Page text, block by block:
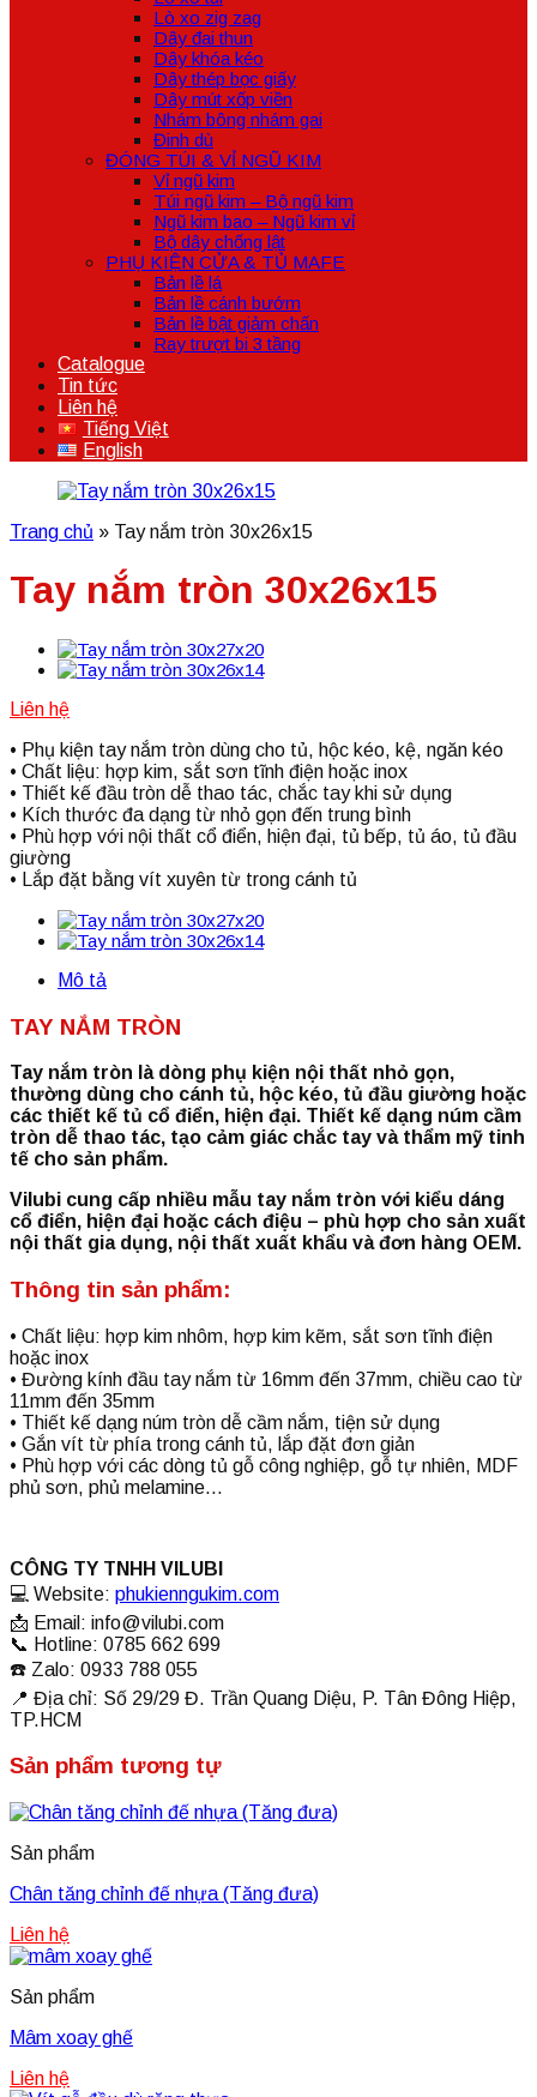
Lò xo zig zag
Dây đai thun
Dây khóa kéo
Dây thép bọc giấy
Dây mút xốp viền
Nhám bông nhám gai
Đinh dù
ĐÓNG TÚI & VỈ NGŨ KIM
Vỉ ngũ kim
Túi ngũ kim – Bộ ngũ kim
Ngũ kim bao – Ngũ kim vỉ
Bộ dây chống lật
PHỤ KIỆN CỬA & TỦ MAFE
Bản lề lá
Bản lề cánh bướm
Bản lề bật giảm chấn
Ray trượt bi 3 tầng
Catalogue
Tin tức
Liên hệ
Tiếng Việt
English
Trang chủ » Tay nắm tròn 30x26x15
Tay nắm tròn 30x26x15
Liên hệ
• Phụ kiện tay nắm tròn dùng cho tủ, hộc kéo, kệ, ngăn kéo
• Chất liệu: hợp kim, sắt sơn tĩnh điện hoặc inox
• Thiết kế đầu tròn dễ thao tác, chắc tay khi sử dụng
• Kích thước đa dạng từ nhỏ gọn đến trung bình
• Phù hợp với nội thất cổ điển, hiện đại, tủ bếp, tủ áo, tủ đầu
giường
• Lắp đặt bằng vít xuyên từ trong cánh tủ
Mô tả
TAY NẮM TRÒN
Tay nắm tròn là dòng phụ kiện nội thất nhỏ gọn,
thường dùng cho cánh tủ, hộc kéo, tủ đầu giường hoặc
các thiết kế tủ cổ điển, hiện đại. Thiết kế dạng núm cầm
tròn dễ thao tác, tạo cảm giác chắc tay và thẩm mỹ tinh
tế cho sản phẩm.
Vilubi cung cấp nhiều mẫu tay nắm tròn với kiểu dáng
cổ điển, hiện đại hoặc cách điệu – phù hợp cho sản xuất
nội thất gia dụng, nội thất xuất khẩu và đơn hàng OEM.
Thông tin sản phẩm:
• Chất liệu: hợp kim nhôm, hợp kim kẽm, sắt sơn tĩnh điện
hoặc inox
• Đường kính đầu tay nắm từ 16mm đến 37mm, chiều cao từ
11mm đến 35mm
• Thiết kế dạng núm tròn dễ cầm nắm, tiện sử dụng
• Gắn vít từ phía trong cánh tủ, lắp đặt đơn giản
• Phù hợp với các dòng tủ gỗ công nghiệp, gỗ tự nhiên, MDF
phủ sơn, phủ melamine…
CÔNG TY TNHH VILUBI
💻 Website: phukienngukim.com
📩 Email: info@vilubi.com
📞 Hotline: 0785 662 699
☎️ Zalo: 0933 788 055
📍 Địa chỉ: Số 29/29 Đ. Trần Quang Diệu, P. Tân Đông Hiệp,
TP.HCM
Sản phẩm tương tự
Sản phẩm
Chân tăng chỉnh đế nhựa (Tăng đưa)
Liên hệ
Sản phẩm
Mâm xoay ghế
Liên hệ